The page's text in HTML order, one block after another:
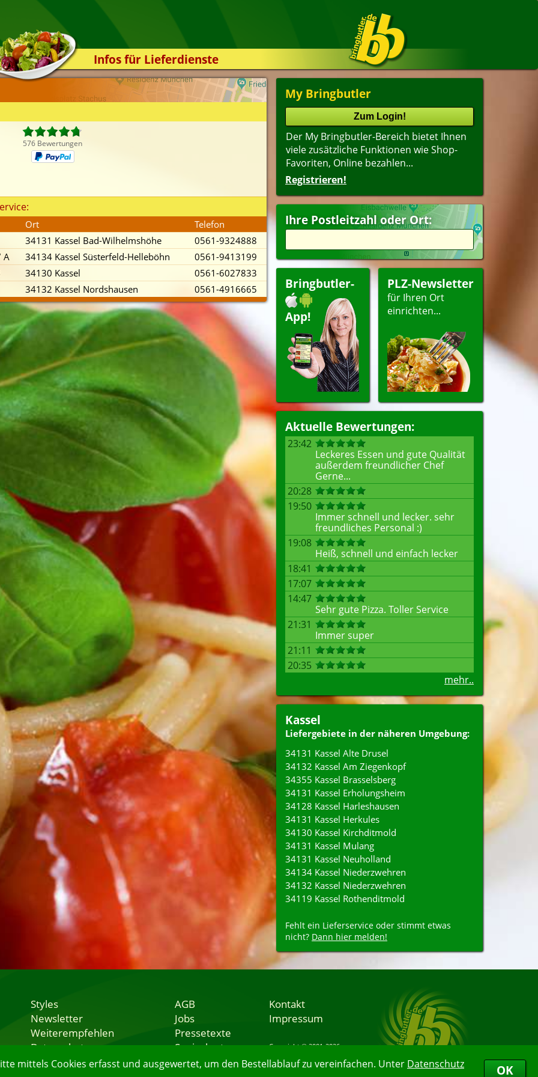
mittels Cookies erfasst und ausgewertet, um den Bestellablauf zu vereinfachen. Unter Datenschutz
OK
Infos für Lieferdienste
Kassensystem
Zuverlässigkeit
Kontakt
My Bringbutler
Der My Bringbutler-Bereich bietet Ihnen
viele zusätzliche Funktionen wie Shop-
Favoriten, Online bezahlen...
Registrieren!
Ihre Postleitzahl oder Ort:
Bringbutler-
App!
PLZ-Newsletter
für Ihren Ort
einrichten...
Aktuelle Bewertungen:
23:42
Leckeres Essen und gute Qualität
außerdem freundlicher Chef
Gerne...
20:28
19:50
Immer schnell und lecker. sehr
freundliches Personal :)
19:08
Heiß, schnell und einfach lecker
18:41
17:07
14:47
Sehr gute Pizza. Toller Service
21:31
Immer super
21:11
20:35
mehr..
Kassel
Liefergebiete in der näheren Umgebung:
34131 Kassel Alte Drusel
34132 Kassel Am Ziegenkopf
34355 Kassel Brasselsberg
34131 Kassel Erholungsheim
34128 Kassel Harleshausen
34131 Kassel Herkules
34130 Kassel Kirchditmold
34131 Kassel Mulang
34131 Kassel Neuholland
34134 Kassel Niederzwehren
34132 Kassel Niederzwehren
34119 Kassel Rothenditmold
Fehlt ein Lieferservice oder stimmt etwas
nicht? Dann hier melden!
576 Bewertungen
Ort
Telefon
34131 Kassel Bad-Wilhelmshöhe
0561-9324888
A 34134 Kassel Süsterfeld-Helleböhn
0561-9413199
34130 Kassel
0561-6027833
34132 Kassel Nordshausen 0561-4916665
Styles
Newsletter
Weiterempfehlen
Datenschutz
Nutzungsbedingungen
AGB
Jobs
Pressetexte
Speisekarten
Lieferservice
Kontakt
Impressum
Copyright © 2001-2026
08.08.2026 16:01:19